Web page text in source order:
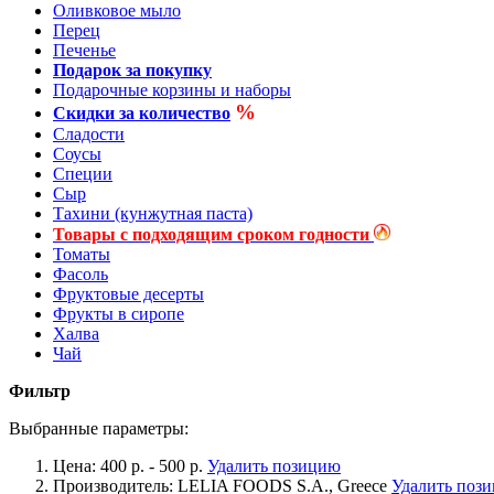
Оливковое мыло
Перец
Печенье
Подарок за покупку
Подарочные корзины и наборы
Скидки за количество %
Сладости
Соусы
Специи
Сыр
Тахини (кунжутная паста)
Товары с подходящим сроком годности
Томаты
Фасоль
Фруктовые десерты
Фрукты в сиропе
Халва
Чай
Фильтр
Выбранные параметры:
Цена: 400 р. - 500 р. Удалить позицию
Производитель: LELIA FOODS S.A., Greece Удалить